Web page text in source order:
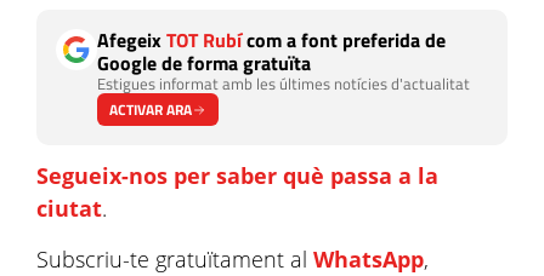
AfegeixTOT Rubícom a font preferida de
Google de forma gratuïta
Estigues informat amb les últimes notícies d'actualitat
ACTIVAR ARA
Segueix-nos per saber què passa a la
ciutat.
Subscriu-te gratuïtament al WhatsApp,